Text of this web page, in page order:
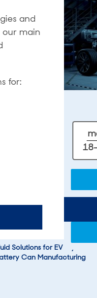
and
main
for:
Solutions for EV
Can Manufacturing